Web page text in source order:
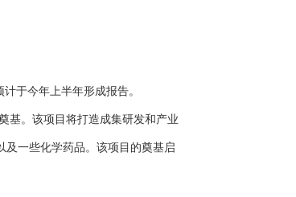
于今年上半年形成报告。
基。该项目将打造成集研发和产业
及一些化学药品。该项目的奠基启